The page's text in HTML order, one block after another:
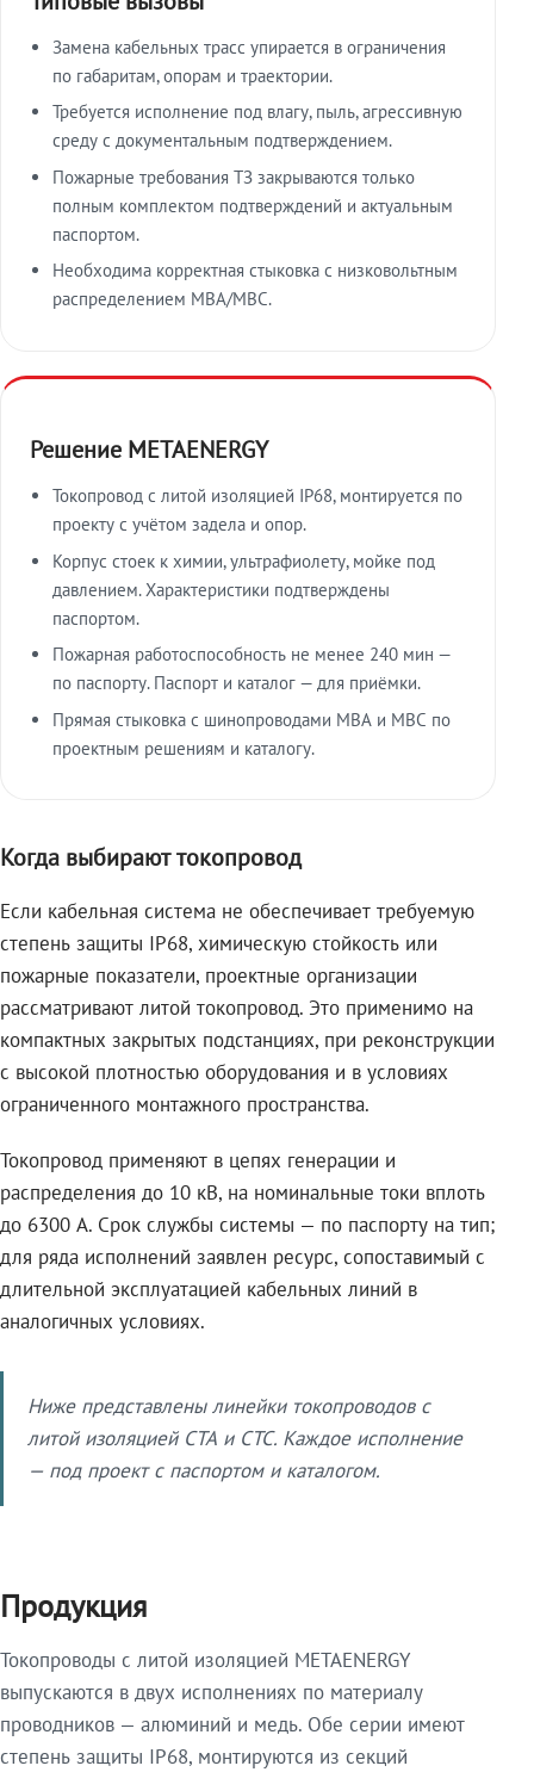
Замена кабельных трасс упирается в ограничения
по габаритам, опорам и траектории.
Требуется исполнение под влагу, пыль, агрессивную
среду с документальным подтверждением.
Пожарные требования ТЗ закрываются только
полным комплектом подтверждений и актуальным
паспортом.
Необходима корректная стыковка с низковольтным
распределением МВА/МВС.
Решение METAENERGY
Токопровод с литой изоляцией IP68, монтируется по
проекту с учётом задела и опор.
Корпус стоек к химии, ультрафиолету, мойке под
давлением. Характеристики подтверждены
паспортом.
Пожарная работоспособность не менее 240 мин —
по паспорту. Паспорт и каталог — для приёмки.
Прямая стыковка с шинопроводами МВА и МВС по
проектным решениям и каталогу.
Когда выбирают токопровод
Если кабельная система не обеспечивает требуемую
степень защиты IP68, химическую стойкость или
пожарные показатели, проектные организации
рассматривают литой токопровод. Это применимо на
компактных закрытых подстанциях, при реконструкции
с высокой плотностью оборудования и в условиях
ограниченного монтажного пространства.
Токопровод применяют в цепях генерации и
распределения до 10 кВ, на номинальные токи вплоть
до 6300 А. Срок службы системы — по паспорту на тип;
для ряда исполнений заявлен ресурс, сопоставимый с
длительной эксплуатацией кабельных линий в
аналогичных условиях.
Ниже представлены линейки токопроводов с
литой изоляцией СТА и СТС. Каждое исполнение
— под проект с паспортом и каталогом.
Продукция
Токопроводы с литой изоляцией METAENERGY
выпускаются в двух исполнениях по материалу
проводников — алюминий и медь. Обе серии имеют
степень защиты IP68, монтируются из секций